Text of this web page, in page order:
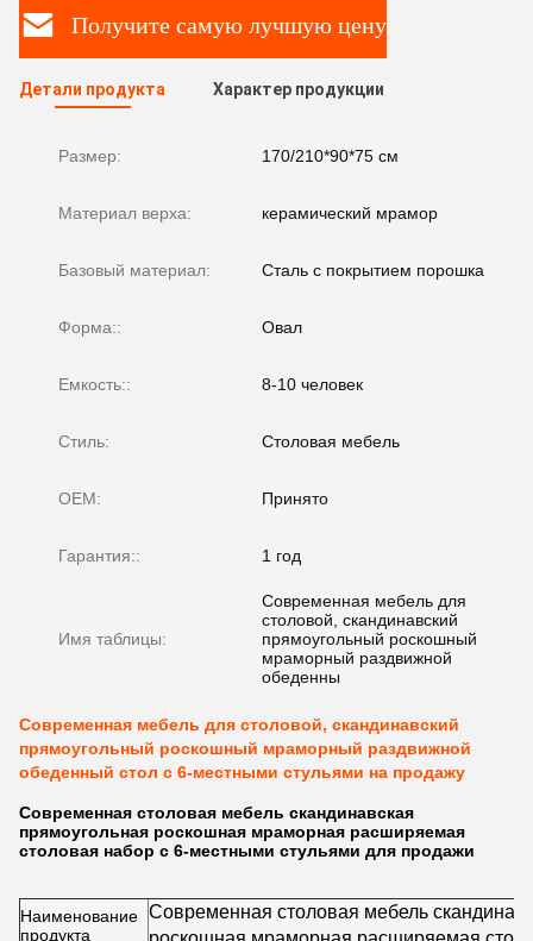
Получите самую лучшую цену
Детали продукта Характер продукции
Размер: 170/210*90*75 см
Материал верха: керамический мрамор
Базовый материал: Сталь с покрытием порошка
Форма:: Овал
Емкость:: 8-10 человек
Стиль: Столовая мебель
OEM: Принято
Гарантия:: 1 год
Имя таблицы:
Современная мебель для
столовой, скандинавский
прямоугольный роскошный
мраморный раздвижной
обеденны
Современная мебель для столовой, скандинавский
прямоугольный роскошный мраморный раздвижной
обеденный стол с 6-местными стульями на продажу
Современная столовая мебель скандинавская
прямоугольная роскошная мраморная расширяемая
столовая набор с 6-местными стульями для продажи
Наименование
продукта
Современная столовая мебель